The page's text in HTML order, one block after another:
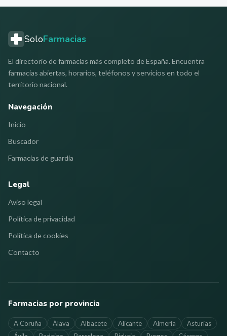
SoloFarmacias
El directorio de farmacias más completo de España. Encuentra
farmacias abiertas, horarios, teléfonos y servicios en todo el
territorio nacional.
Navegación
Inicio
Buscador
Farmacias de guardia
Legal
Aviso legal
Política de privacidad
Política de cookies
Contacto
Farmacias por provincia
A Coruña Álava Albacete Alicante Almería
Asturias